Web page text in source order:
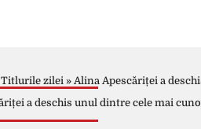
Titlurile zilei » Alina Apescăriței a